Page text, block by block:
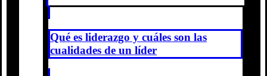
Qué es liderazgo y cuáles son las
cualidades de un líder